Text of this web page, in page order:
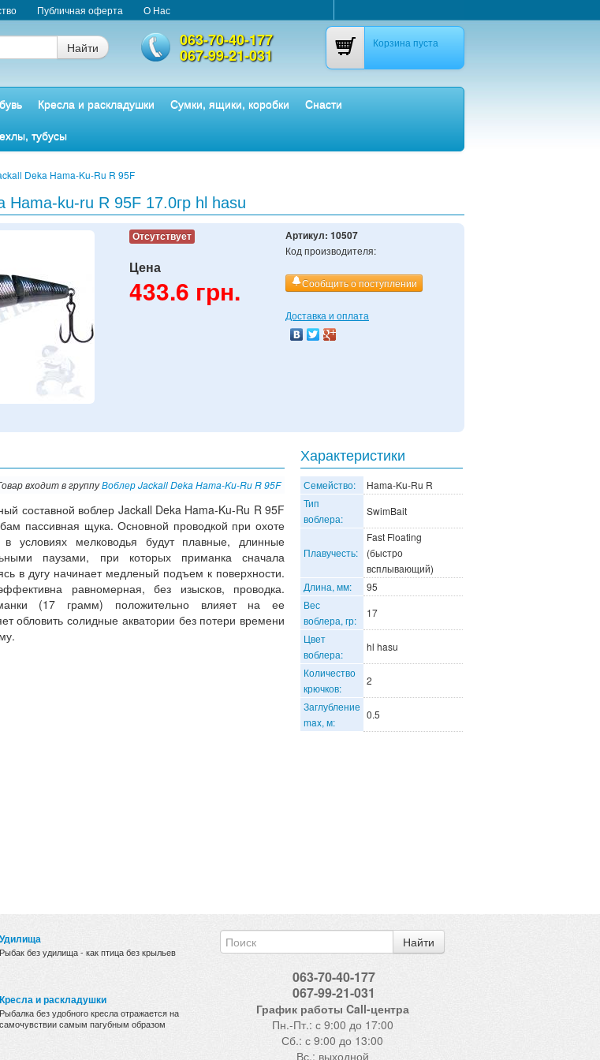
Публичная оферта О Нас
Найти 063-70-40-177
067-99-21-031
Корзина пуста
Кресла и раскладушки Сумки, ящики, коробки
Снасти
тубусы
Deka Hama-Ku-Ru R 95F
Hama-ku-ru R 95F 17.0гр hl hasu
Отсутствует
Цена
433.6 грн.
Артикул: 10507
Код производителя:
Сообщить о поступлении
Доставка и оплата
входит в группуВоблер Jackall Deka Hama-Ku-Ru R 95F
составной воблер Jackall Deka Hama-Ku-Ru R 95F
пассивная щука. Основной проводкой при охоте
условиях мелководья будут плавные, длинные
паузами, при которых приманка сначала
в дугу начинает медленый подъем к поверхности.
равномерная, без изысков, проводка.
(17 грамм) положительно влияет на ее
обловить солидные акватории без потери времени
Характеристики
Семейство:
Hama-Ku-Ru R
Тип
воблера:
SwimBait
Плавучесть:
Fast Floating
(быстро
всплывающий)
Длина, мм:
95
Вес
воблера, гр:
17
Цвет
воблера:
hl hasu
Количество
крючков:
2
Заглубление
max, м:
0.5
Удилища
Рыбак без удилища - как птица без крыльев
Кресла и раскладушки
Рыбалка без удобного кресла отражается на
самочувствии самым пагубным образом
Найти
063-70-40-177
067-99-21-031
График работы Call-центра
Пн.-Пт.: с 9:00 до 17:00
Сб.: с 9:00 до 13:00
Вс.: выходной